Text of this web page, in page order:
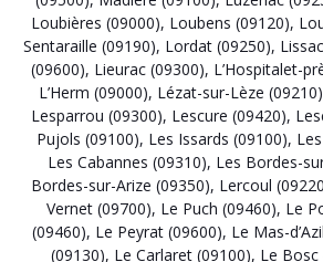
Loubières (09000), Loubens (09120),
Sentaraille (09190), Lordat (09250),
(09600), Lieurac (09300), L’Hospitalet-
L’Herm (09000), Lézat-sur-Lèze (09210)
Lesparrou (09300), Lescure (09420),
Pujols (09100), Les Issards (09100),
Les Cabannes (09310), Les Bordes-
Bordes-sur-Arize (09350), Lercoul
Vernet (09700), Le Puch (09460), Le
(09460), Le Peyrat (09600), Le Mas-
(09130), Le Carlaret (09100), Le Bosc